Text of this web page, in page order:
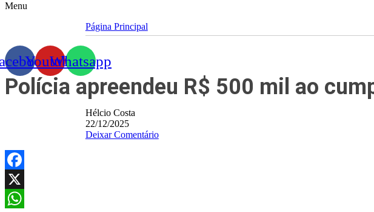
Menu
Página Principal
YoutubeWhatsapp
Polícia apreendeu R$ 500 mil ao
Hélcio Costa
22/12/2025
Deixar Comentário
Facebook
X